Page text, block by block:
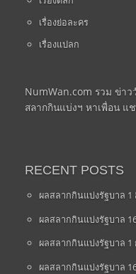
เรื่องย่อละคร
เรื่องแปลก
NumWan.com รวม ข่า
สลากกินแบ่งฯ หาเพื่อน แ
RECENT POSTS
ผลสลากกินแบ่งรัฐบาล 1
ผลสลากกินแบ่งรัฐบาล
ผลสลากกินแบ่งรัฐบาล 1
ผลสลากกินแบ่งรัฐบาล